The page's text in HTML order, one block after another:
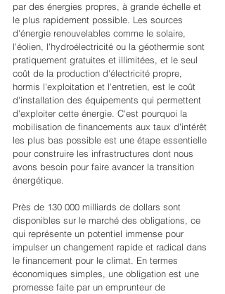
par des énergies propres, à grande échelle et
le plus rapidement possible. Les sources
d'énergie renouvelables comme le solaire,
l'éolien, l'hydroélectricité ou la géothermie sont
pratiquement gratuites et illimitées, et le seul
coût de la production d'électricité propre,
hormis l'exploitation et l'entretien, est le coût
d'installation des équipements qui permettent
d'exploiter cette énergie. C'est pourquoi la
mobilisation de financements aux taux d'intérêt
les plus bas possible est une étape essentielle
pour construire les infrastructures dont nous
avons besoin pour faire avancer la transition
énergétique.
Près de 130 000 milliards de dollars sont
disponibles sur le marché des obligations, ce
qui représente un potentiel immense pour
impulser un changement rapide et radical dans
le financement pour le climat. En termes
économiques simples, une obligation est une
promesse faite par un emprunteur de